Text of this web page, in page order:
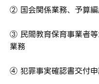
弊社ホームページ
応募した方へ
弊社ホームページ
応募し、転職を決め
ログイン
メールアドレス
② 国会関係業務、予算
③ 民間教育保育事業者
業務
④ 犯罪事実確認書交付